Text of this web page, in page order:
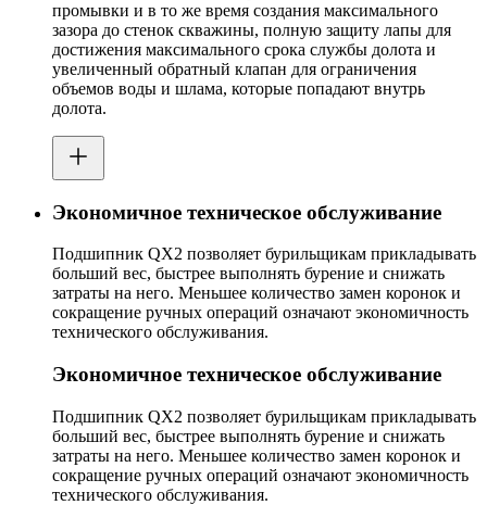
промывки и в то же время создания максимального
зазора до стенок скважины, полную защиту лапы для
достижения максимального срока службы долота и
увеличенный обратный клапан для ограничения
объемов воды и шлама, которые попадают внутрь
долота.
Экономичное техническое обслуживание
Подшипник QX2 позволяет бурильщикам прикладывать
больший вес, быстрее выполнять бурение и снижать
затраты на него. Меньшее количество замен коронок и
сокращение ручных операций означают экономичность
технического обслуживания.
Экономичное техническое обслуживание
Подшипник QX2 позволяет бурильщикам прикладывать
больший вес, быстрее выполнять бурение и снижать
затраты на него. Меньшее количество замен коронок и
сокращение ручных операций означают экономичность
технического обслуживания.